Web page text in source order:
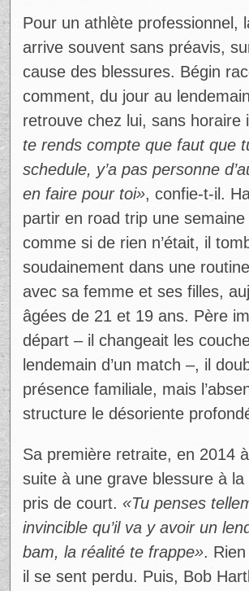
Pour un athlète professionnel,
arrive souvent sans préavis,
cause des blessures. Bégin
comment, du jour au
retrouve chez lui, sans horaire
te rends compte que faut que
schedule, y’a pas personne
en faire pour toi», confie-t-il.
partir en road trip une
comme si de rien n’était, il
soudainement dans une
avec sa femme et ses filles,
âgées de 21 et 19 ans. Père
départ – il changeait les
lendemain d’un match –, il
présence familiale, mais
structure le désoriente
Sa première retraite, en 2014
suite à une grave blessure à la
pris de court. «Tu penses
invincible qu’il va y avoir un
bam, la réalité te frappe».
il se sent perdu. Puis, Bob